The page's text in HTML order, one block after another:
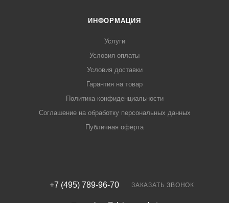
ИНФОРМАЦИЯ
Услуги
Условия оплаты
Условия доставки
Гарантия на товар
Политика конфиденциальности
Соглашение на обработку персональных данных
Публичная оферта
+7 (495) 789-96-70 ЗАКАЗАТЬ ЗВОНОК